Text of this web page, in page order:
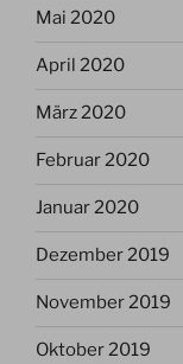
Mai 2020
April 2020
März 2020
Februar 2020
Januar 2020
Dezember 2019
November 2019
Oktober 2019